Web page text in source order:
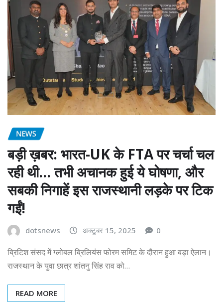
NEWS
बड़ी ख़बर: भारत-UK के FTA पर चर्चा चल
रही थी… तभी अचानक हुई ये घोषणा, और
सबकी निगाहें इस राजस्थानी लड़के पर टिक
गईं!
dotsnews अक्टूबर 15, 2025 0
ब्रिटिश संसद में ग्लोबल ब्रिलियंस फोरम समिट के दौरान हुआ बड़ा ऐलान।
राजस्थान के युवा छात्र शांतनु सिंह राव को…
READ MORE